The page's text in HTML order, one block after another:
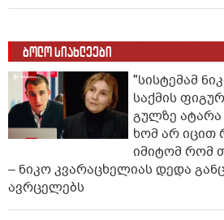
ბოლო სიახლეები
"სისტემამ
საქმის
გულზე
ხომ არ იცით
იმიტომ რომ
– ნიკო კვარაცხელიას დედა
ავრცელებს